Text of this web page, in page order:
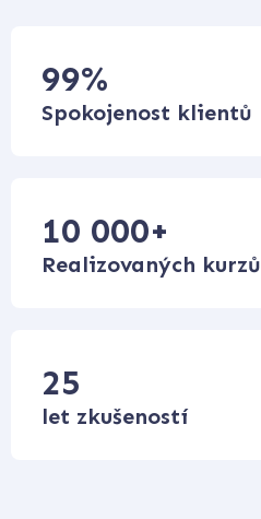
99%
Spokojenost klientů
10 000+
Realizovaných kurzů
25
let zkušeností